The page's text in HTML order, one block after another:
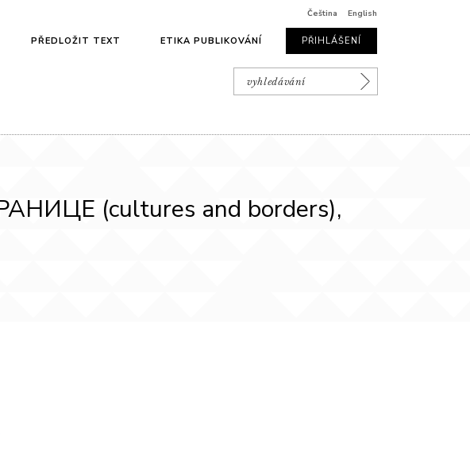
Čeština English
PŘEDLOŽIT TEXT ETIKA PUBLIKOVÁNÍ PŘIHLÁŠENÍ
(cultures and borders),